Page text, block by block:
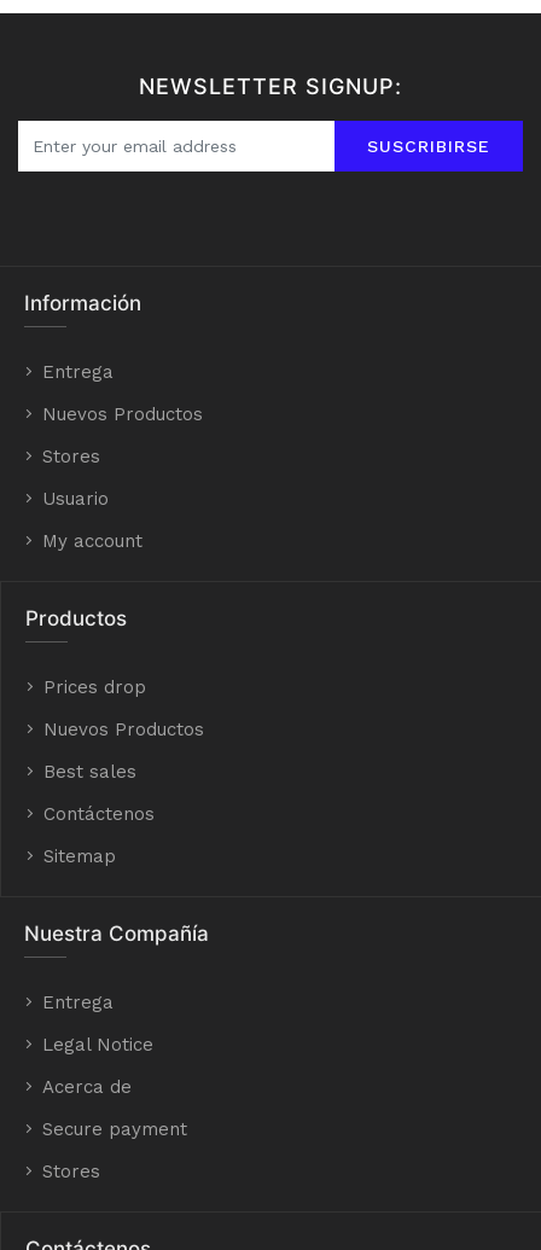
NEWSLETTER SIGNUP:
SUSCRIBIRSE
Información
Entrega
Nuevos Productos
Stores
Usuario
My account
Productos
Prices drop
Nuevos Productos
Best sales
Contáctenos
Sitemap
Nuestra Compañía
Entrega
Legal Notice
Acerca de
Secure payment
Stores